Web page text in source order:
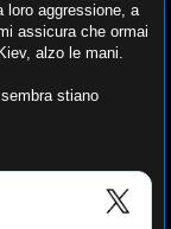
loro aggressione, a
assicura che ormai
alzo le mani.
stiano